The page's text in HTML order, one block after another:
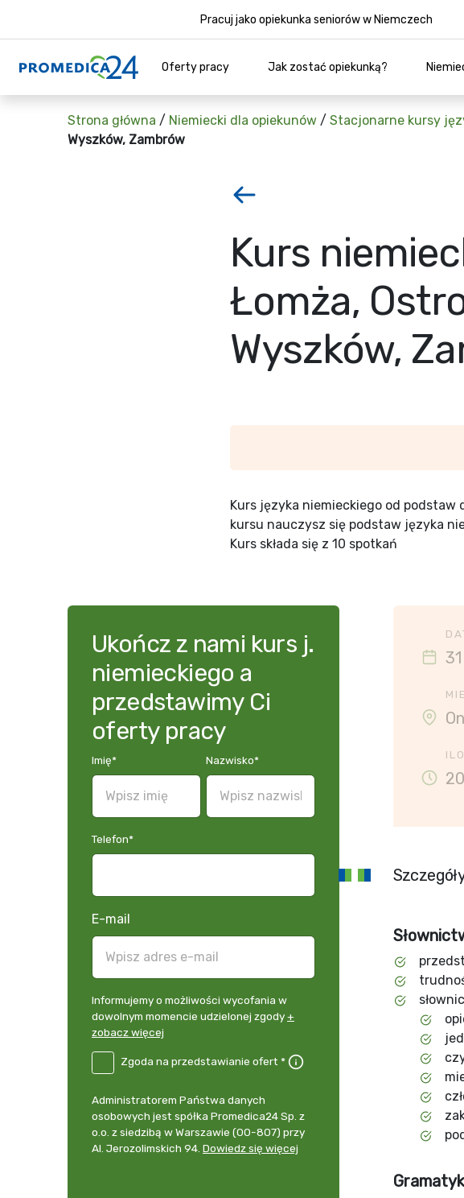
Pracuj jako opiekunka seniorów w Niemczech
Oferty pracy Jak zostać opiekunką?
Strona główna / Niemiecki dla opiekunów / Stacjonarne kursy
Wyszków, Zambrów
Kurs
Łomża,
Wyszków,
Kurs języka niemieckiego od
kursu nauczysz się podstaw języka
Kurs składa się z 10 spotkań
Ukończ z nami kurs j.
niemieckiego a
przedstawimy Ci
oferty pracy
Imię* Nazwisko*
Telefon*
E-mail
Informujemy
o
możliwości
momencie
udzielonej
zgody
+
Informujemy o możliwości wycofania w
dowolnym momencie udzielonej zgody+
zobacz więcej
DE
przedstawianie
Zgoda na przedstawianie ofert *
Administrator
danych
osobowych
Administratorem Państwa danych
osobowych jest spółka Promedica24 Sp. z
o.o. z siedzibą w Warszawie (00-807) przy
Al. Jerozolimskich 94. Dowiedz się więcej
20